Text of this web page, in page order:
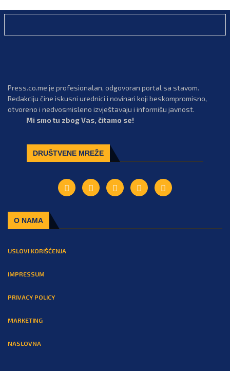
Press.co.me je profesionalan, odgovoran portal sa stavom.
Redakciju čine iskusni urednici i novinari koji beskompromisno,
otvoreno i nedvosmisleno izvještavaju i informišu javnost.
Mi smo tu zbog Vas, čitamo se!
DRUŠTVENE MREŽE
O NAMA
USLOVI KORIŠĆENJA
IMPRESSUM
PRIVACY POLICY
MARKETING
NASLOVNA